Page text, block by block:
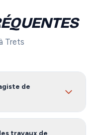
Trets
de
à Trets, nous vous
travaux de